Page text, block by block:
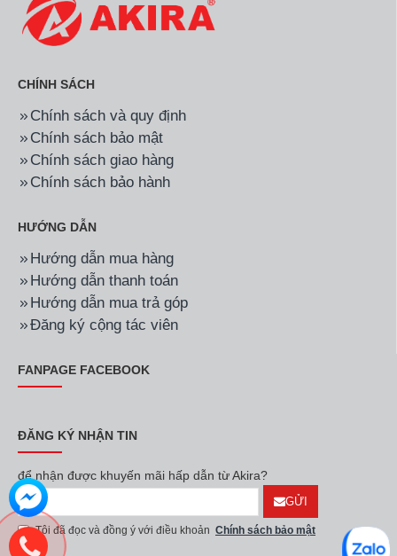
CHÍNH SÁCH
Chính sách và quy định
Chính sách bảo mật
Chính sách giao hàng
Chính sách bảo hành
HƯỚNG DẪN
Hướng dẫn mua hàng
Hướng dẫn thanh toán
Hướng dẫn mua trả góp
Đăng ký cộng tác viên
FANPAGE FACEBOOK
ĐĂNG KÝ NHẬN TIN
để nhận được khuyến mãi hấp dẫn từ Akira?
GỬI
Tôi đã đọc và đồng ý với điều khoản Chính sách bảo mật